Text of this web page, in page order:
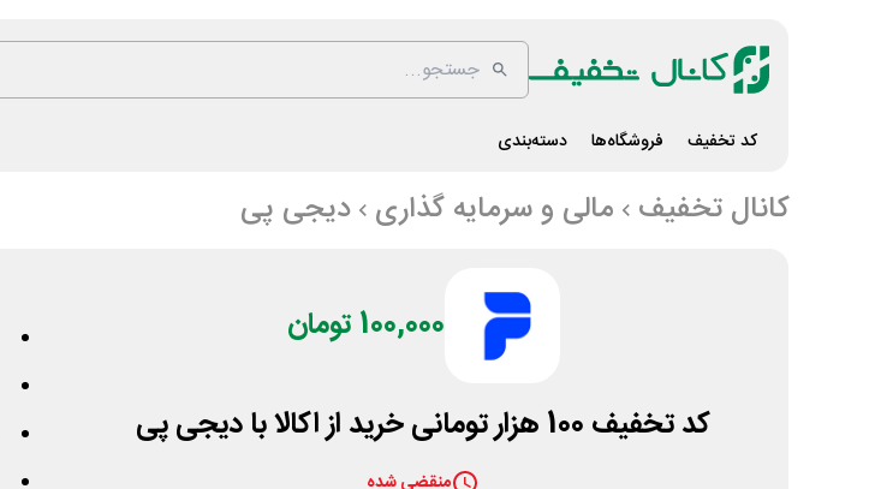
کد تخفیف فروشگاه‌ها دسته‌بندی
کانال تخفیف مالی و سرمایه گذاری دیجی پی
100,000 تومان
کد تخفیف 100 هزار تومانی خرید از اکالا با دیجی پی
منقضی شده